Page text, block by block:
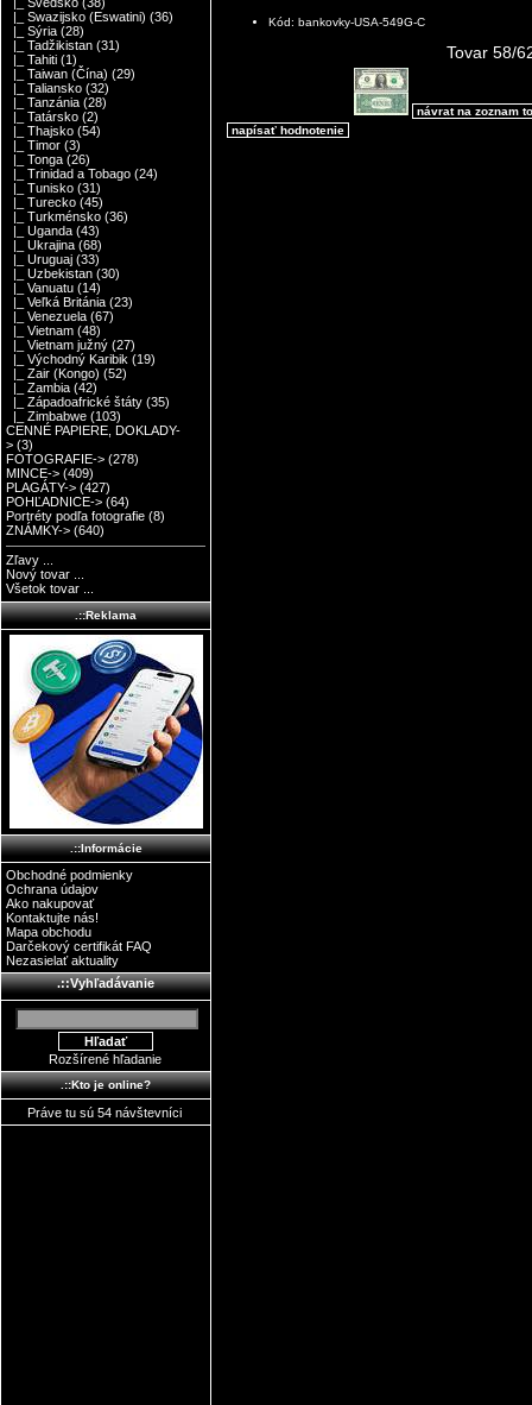
|_ Swazijsko (Eswatini) (36)
|_ Sýria (28)
|_ Tadžikistan (31)
|_ Tahiti (1)
|_ Taiwan (Čína) (29)
|_ Taliansko (32)
|_ Tanzánia (28)
|_ Tatársko (2)
|_ Thajsko (54)
|_ Timor (3)
|_ Tonga (26)
|_ Trinidad a Tobago (24)
|_ Tunisko (31)
|_ Turecko (45)
|_ Turkménsko (36)
|_ Uganda (43)
|_ Ukrajina (68)
|_ Uruguaj (33)
|_ Uzbekistan (30)
|_ Vanuatu (14)
|_ Veľká Británia (23)
|_ Venezuela (67)
|_ Vietnam (48)
|_ Vietnam južný (27)
|_ Východný Karibik (19)
|_ Zair (Kongo) (52)
|_ Zambia (42)
|_ Západoafrické štáty (35)
|_ Zimbabwe (103)
CENNÉ PAPIERE, DOKLADY-
> (3)
FOTOGRAFIE-> (278)
MINCE-> (409)
PLAGÁTY-> (427)
POHĽADNICE-> (64)
Portréty podľa fotografie (8)
ZNÁMKY-> (640)
Zľavy ...
Nový tovar ...
Všetok tovar ...
.::Reklama
.::Informácie
Obchodné podmienky
Ochrana údajov
Ako nakupovať
Kontaktujte nás!
Mapa obchodu
Darčekový certifikát FAQ
Nezasielať aktuality
.::Vyhľadávanie
Rozšírené hľadanie
.::Kto je online?
Práve tu sú 54 návštevníci
Kód: bankovky-USA-549G-C
Tovar 58/
návrat na zoznam
napísať hodnotenie